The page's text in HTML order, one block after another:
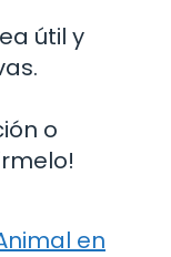
útil y
o
en